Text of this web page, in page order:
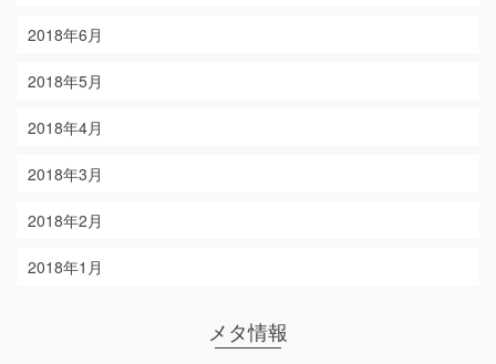
2018年6月
2018年5月
2018年4月
2018年3月
2018年2月
2018年1月
メタ情報